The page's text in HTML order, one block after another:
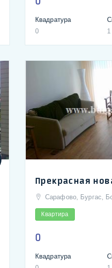
Квадратура
0
1
Сарафово, Бургас,
Квартира
0
Квадратура